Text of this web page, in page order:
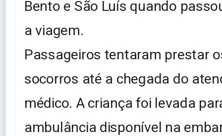
Bento e São Luís quando
a viagem.
Passageiros tentaram prestar
socorros até a chegada do
médico. A criança foi levada
ambulância disponível na